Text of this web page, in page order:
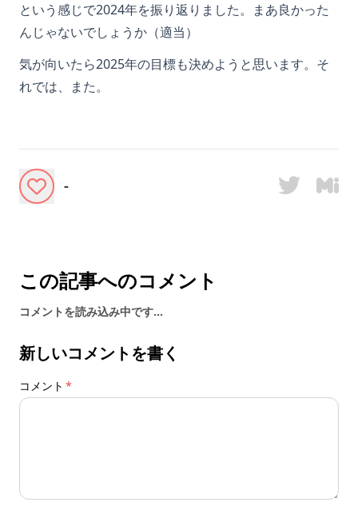
という感じで2024年を振り返りました。まあ良かった
んじゃないでしょうか（適当）
気が向いたら2025年の目標も決めようと思います。そ
れでは、また。
-
この記事へのコメント
コメントを読み込み中です...
新しいコメントを書く
コメント *